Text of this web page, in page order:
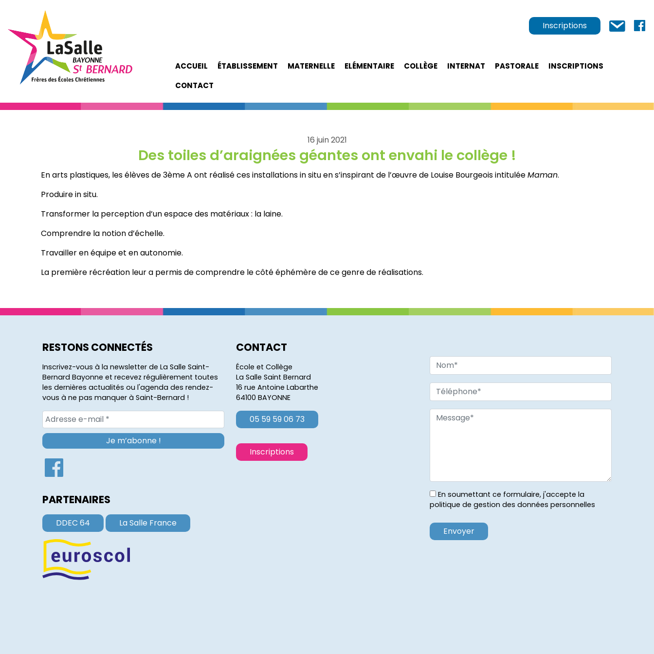
Inscriptions
ACCUEIL ÉTABLISSEMENT MATERNELLE ELÉMENTAIRE COLLÈGE INTERNAT PASTORALE
INSCRIPTIONS
CONTACT
16 juin 2021
Des toiles d’araignées géantes ont envahi le collège !
En arts plastiques, les élèves de 3ème A ont réalisé ces installations in situ en s’inspirant de l’œuvre de Louise Bourgeois intituléeMaman.
Produire in situ.
Transformer la perception d’un espace des matériaux : la laine.
Comprendre la notion d’échelle.
Travailler en équipe et en autonomie.
La première récréation leur a permis de comprendre le côté éphémère de ce genre de réalisations.
RESTONS CONNECTÉS
Inscrivez-vous à la newsletter de La Salle Saint-
Bernard Bayonne et recevez régulièrement toutes
les dernières actualités ou l'agenda des rendez-
vous à ne pas manquer à Saint-Bernard !
PARTENAIRES
DDEC 64 La Salle France
CONTACT
École et Collège
La Salle Saint Bernard
16 rue Antoine Labarthe
64100 BAYONNE
05 59 59 06 73
Inscriptions
En soumettant ce formulaire, j'accepte la
politique de gestion des données personnelles